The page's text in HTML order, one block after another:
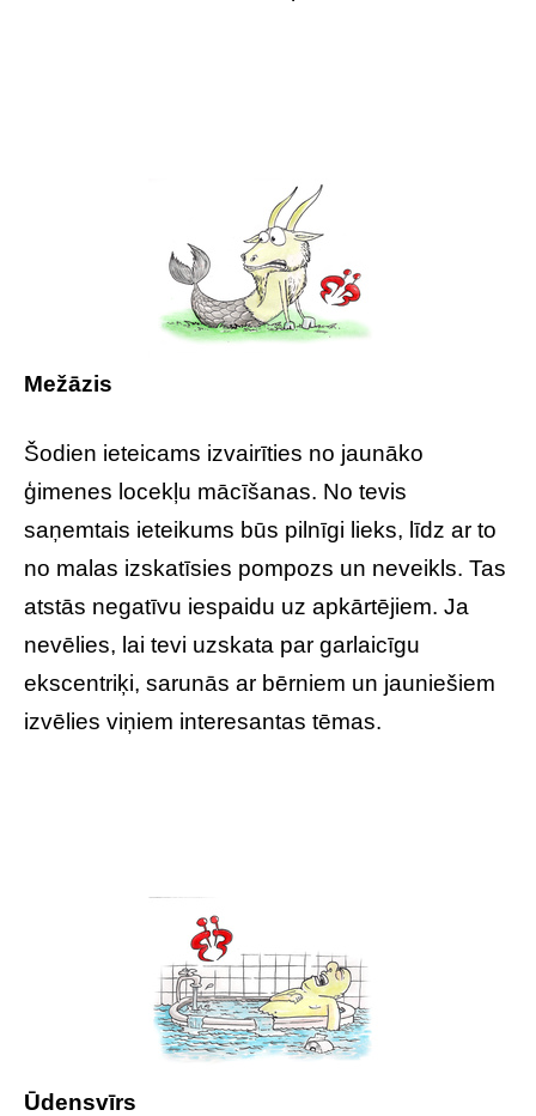
Mežāzis
Šodien ieteicams izvairīties no jaunāko
ģimenes locekļu mācīšanas. No tevis
saņemtais ieteikums būs pilnīgi lieks, līdz ar to
no malas izskatīsies pompozs un neveikls. Tas
atstās negatīvu iespaidu uz apkārtējiem. Ja
nevēlies, lai tevi uzskata par garlaicīgu
ekscentriķi, sarunās ar bērniem un jauniešiem
izvēlies viņiem interesantas tēmas.
Ūdensvīrs